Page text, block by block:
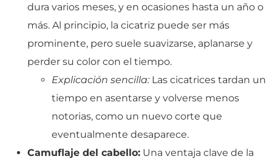
dura varios meses, y en ocasiones hasta un año o
más. Al principio, la cicatriz puede ser más
prominente, pero suele suavizarse, aplanarse y
perder su color con el tiempo.
Explicación sencilla:Las cicatrices tardan un
tiempo en asentarse y volverse menos
notorias, como un nuevo corte que
eventualmente desaparece.
Camuflaje del cabello: Una ventaja clave de la